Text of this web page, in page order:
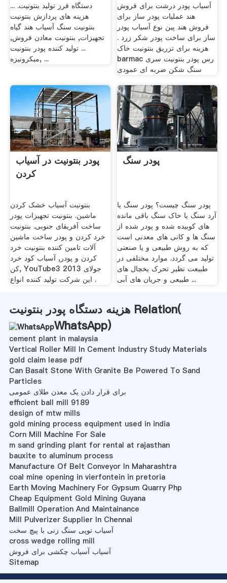
دستگاه فرز تولید بنتونیت. ...
هزینه های پردازش بنتونیت
بنتونیت سنگ آسیاب هند گیاه
تجهیزات, بنتونیت معادن فروش,
... تولید کننده پودر بنتونیت
میکرونیزه, ...
آسیاب پودر درشت برای فروش
هند عملیات پودر ساز برای
فروش هند ‫پین نوع آسیاب پودر
ساز برای ساخت پودر شکر زرد .
هزینه برای تزریق بنتونیت خاک
رس پودر بنتونیت سری barmac
سنگ شکن ضربه ای عمودی
پودر بنتونیت در آسیاب
کردن
بنتونیت آسیاب خشک کردن
ماشین. بنتونیت تجهیزات پودر
ساخت آفریقای جنوبی. بنتونیت
خرد کردن و پودر ساخت ماشین
آلات تامین کننده بنتونیت خرد
کردن و پودر, آسیاب کود خرد
کن, YouTube3 جولای 2013
این شرکت تولید کننده انواع .
پودر سنگ
پودر سنگ چیست؟ پودر سنگ یا
آرد سنگ یا خاک سنگ باقی مانده
های کوبیده شده و پودر شده از
سنگ ها و کانی های معدنی است
که به روش طبیعی و یا صنعتی
تولید می گردد. موارد مختلفی در
طبیعت نظیر تحرک یخچال های
طبیعی و جریان های آبی ...
هزینه دستگاه پودر بنتونیت Relation(
WhatsApp)
cement plant in malaysia
Vertical Roller Mill In Cement Industry Study Materials
gold claim lease pdf
Can Basalt Stone With Granite Be Powered To Sand
Particles
برای قرار دادن یک معدن طلای عمومی
efficient ball mill 9189
design of mtw mills
gold mining process equipment used in india
Corn Mill Machine For Sale
m sand grinding plant for rental at rajasthan
bauxite to aluminum process
Manufacture Of Belt Conveyor In Maharashtra
coal mine opening in vierfontein in pretoria
Earth Moving Machinery For Gypsum Quarry Php
Cheap Equipment Gold Mining Guyana
Ballmill Operation And Maintainance
Mill Pulverizer Supplier In Chennai
آسیاب توپی سنگ زنی با پیچ سخت
cross wedge rolling mill
آسیاب آسیاب چکشی برای فروش
Sitemap